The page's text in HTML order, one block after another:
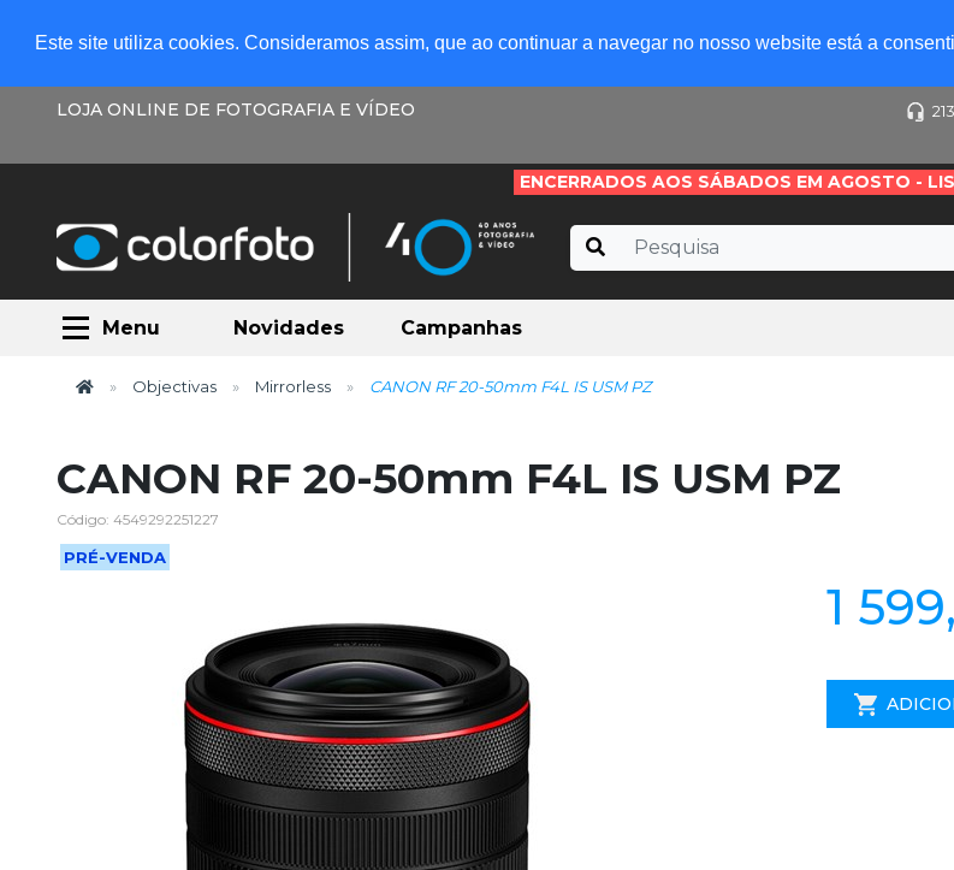
Este site utiliza cookies. Consideramos assim, que ao continuar a navegar no nosso website está a
LOJA ONLINE DE FOTOGRAFIA E VÍDEO
ENCERRADOS AOS SÁBADOS EM AGOSTO -
Menu Novidades Campanhas
Objectivas Mirrorless CANON RF 20-50mm F4L IS USM PZ
CANON RF 20-50mm F4L IS USM PZ
Código: 4549292251227
PRÉ-VENDA
1